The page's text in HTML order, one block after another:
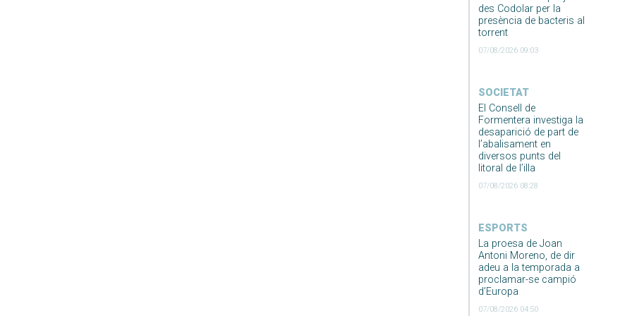
des Codolar per la
presència de bacteris al
torrent
07/08/2026 09:03
SOCIETAT
El Consell de
Formentera investiga la
desaparició de part de
l’abalisament en
diversos punts del
litoral de l’illa
07/08/2026 08:28
ESPORTS
La proesa de Joan
Antoni Moreno, de dir
adeu a la temporada a
proclamar-se campió
d’Europa
07/08/2026 04:50